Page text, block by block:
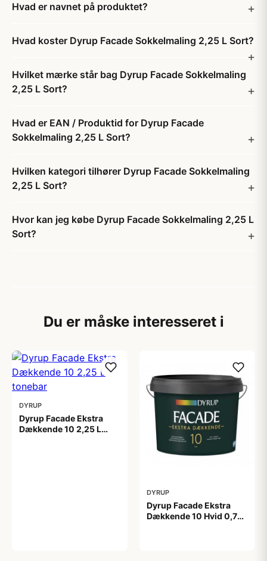
Hvad er navnet på produktet?
Hvad koster Dyrup Facade Sokkelmaling 2,25 L Sort?
Hvilket mærke står bag Dyrup Facade Sokkelmaling
2,25 L Sort?
Hvad er EAN / Produktid for Dyrup Facade
Sokkelmaling 2,25 L Sort?
Hvilken kategori tilhører Dyrup Facade Sokkelmaling
2,25 L Sort?
Hvor kan jeg købe Dyrup Facade Sokkelmaling 2,25 L
Sort?
Du er måske interesseret i
DYRUP
Dyrup Facade Ekstra
Dækkende 10 2,25 L
DYRUP
Dyrup Facade Ekstra
Dækkende 10 Hvid 0,75